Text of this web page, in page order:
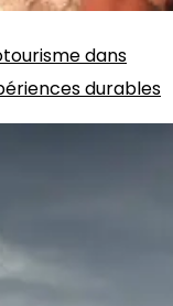
dans
durables